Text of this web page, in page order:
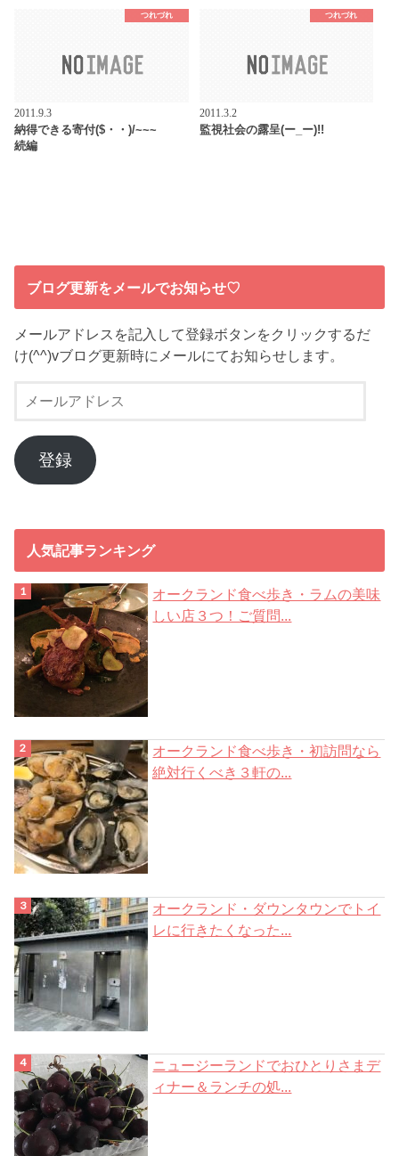
つれづれ
2011.9.3
納得できる寄付($・・)/~~~
続編
つれづれ
2011.3.2
監視社会の露呈(ー_ー)!!
ブログ更新をメールでお知らせ♡
メールアドレスを記入して登録ボタンをクリックするだ
け(^^)vブログ更新時にメールにてお知らせします。
ー
ル
ア
ド
登録
人気記事ランキング
オークランド食べ歩き・ラムの美味
しい店３つ！ご質問...
オークランド食べ歩き・初訪問なら
絶対行くべき３軒の...
オークランド・ダウンタウンでトイ
レに行きたくなった...
ニュージーランドでおひとりさまデ
ィナー＆ランチの処...